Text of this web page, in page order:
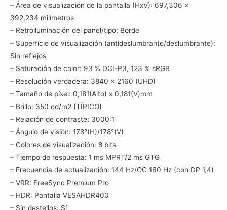
– Área de visualización de la pantalla (HxV): 697,306 x
392,234 milímetros
– Retroiluminación del panel/tipo: Borde
– Superficie de visualización (antideslumbrante/deslumbrante):
Sin reflejos
– Saturación de color: 93 % DCI-P3, 123 % sRGB
– Resolución verdadera: 3840 x 2160 (UHD)
– Tamaño de píxel: 0,181(Alto) x 0,181(V)mm
– Brillo: 350 cd/m2 (TÍPICO)
– Relación de contraste: 3000:1
– Ángulo de visión: 178°(H)/178°(V)
– Colores de visualización: 8 bits
– Tiempo de respuesta: 1 ms MPRT/2 ms GTG
– Frecuencia de actualización: 144 Hz/OC 160 Hz (con DP 1,4)
– VRR: FreeSync Premium Pro
– HDR: Pantalla VESAHDR400
– Sin destellos: Sí